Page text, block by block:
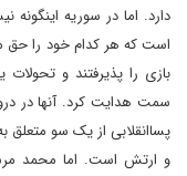
دارد. اما در سوریه
است که هر کدام خود را حق
بازی را پذیرفتند و
سمت هدایت کرد. آنها در
پساانقلابی از یک سو متعلق
و ارتش است. اما محمد